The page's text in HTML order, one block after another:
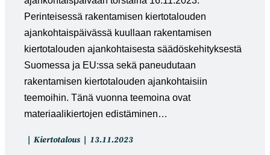
Perinteisessä rakentamisen kiertotalouden
ajankohtaispäivässä kuullaan rakentamisen
kiertotalouden ajankohtaisesta säädöskehityksestä
Suomessa ja EU:ssa sekä paneudutaan
rakentamisen kiertotalouden ajankohtaisiin
teemoihin. Tänä vuonna teemoina ovat
materiaalikiertojen edistäminen…
Artikkelin
Kiertotalous
Artikkeli
13.11.2023